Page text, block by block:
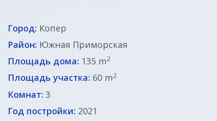
Дома до € 100 000
Недвижимость в Хорватии
Город: Копер
Район: Южная Приморская
Площадь дома: 135 m2
Площадь участка: 60 m2
Комнат: 3
Год постройки: 2021